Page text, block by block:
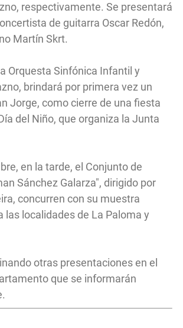
respectivamente. Se presentará
de guitarra Oscar Redón,
Martín Skrt.
Orquesta Sinfónica Infantil y
brindará por primera vez un
Jorge, como cierre de una fiesta
del Niño, que organiza la Junta
en la tarde, el Conjunto de
Sánchez Galarza", dirigido por
concurren con su muestra
las localidades de La Paloma y
otras presentaciones en el
que se informarán